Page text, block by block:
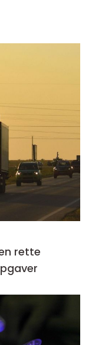
rette